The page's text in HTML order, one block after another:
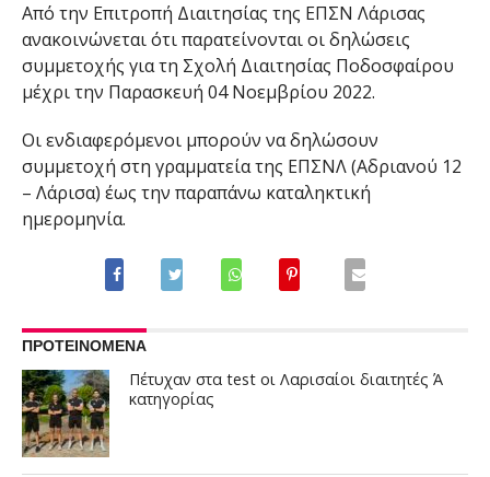
Από την Επιτροπή Διαιτησίας της ΕΠΣΝ Λάρισας
ανακοινώνεται ότι παρατείνονται οι δηλώσεις
συμμετοχής για τη Σχολή Διαιτησίας Ποδοσφαίρου
μέχρι την Παρασκευή 04 Νοεμβρίου 2022.
Οι ενδιαφερόμενοι μπορούν να δηλώσουν
συμμετοχή στη γραμματεία της ΕΠΣΝΛ (Αδριανού 12
– Λάρισα) έως την παραπάνω καταληκτική
ημερομηνία.
ΠΡΟΤΕΙΝΟΜΕΝΑ
Πέτυχαν στα test οι Λαρισαίοι διαιτητές Ά
κατηγορίας